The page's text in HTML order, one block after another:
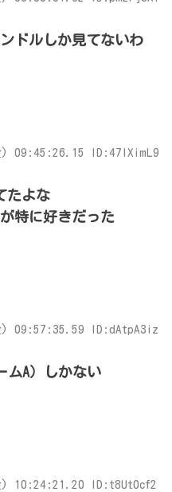
ドルしか見てないわ
09:45:26.15 ID:47IXimL9
たよな
特に好きだった
) 09:57:35.59 ID:dAtpA3iz
ムA）しかない
) 10:24:21.20 ID:t8Ut0cf2